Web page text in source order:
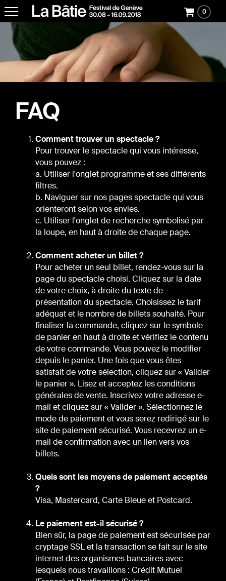
FAQ
Comment trouver un spectacle ?
Pour trouver le spectacle qui vous intéresse,
vous pouvez :
a. Utiliser l'onglet programme et ses différents
filtres.
b. Naviguer sur nos pages spectacle qui vous
orienteront selon vos envies.
c. Utiliser l'onglet de recherche symbolisé par
la loupe, en haut à droite de chaque page.
Comment acheter un billet ?
Pour acheter un seul billet, rendez-vous sur la
page du spectacle choisi. Cliquez sur la date
de votre choix, à droite du texte de
présentation du spectacle. Choisissez le tarif
adéquat et le nombre de billets souhaité. Pour
finaliser la commande, cliquez sur le symbole
de panier en haut à droite et vérifiez le contenu
de votre commande. Vous pouvez le modifier
depuis le panier. Une fois que vous êtes
satisfait de votre sélection, cliquez sur « Valider
le panier ». Lisez et acceptez les conditions
générales de vente. Inscrivez votre adresse e-
mail et cliquez sur « Valider ». Sélectionnez le
mode de paiement et vous serez redirigé sur le
site de paiement sécurisé. Vous recevrez un e-
mail de confirmation avec un lien vers vos
billets.
Quels sont les moyens de paiement acceptés
?
Visa, Mastercard, Carte Bleue et Postcard.
Le paiement est-il sécurisé ?
Bien sûr, la page de paiement est sécurisée par
cryptage SSL et la transaction se fait sur le site
internet des organismes bancaires avec
lesquels nous travaillons : Crédit Mutuel
0